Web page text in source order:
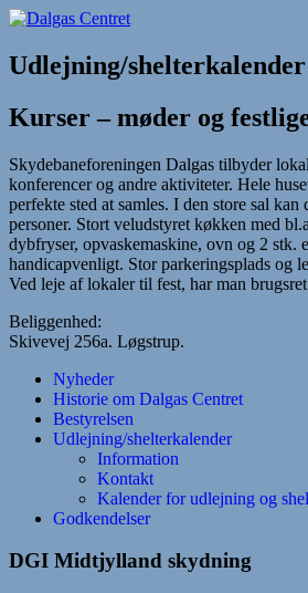
Hop
indhold
Dalgas Centret
Udlejning/shelterkalender
Kurser – møder og
Skydebaneforeningen Dalgas tilbyder
konferencer og andre aktiviteter. Hele
perfekte sted at samles. I den store sal
personer. Stort veludstyret køkken med
dybfryser, opvaskemaskine, ovn og 2 stk.
handicapvenligt. Stor parkeringsplads og
Ved leje af lokaler til fest, har man
Beliggenhed:
Skivevej 256a. Løgstrup.
Nyheder
Historie om Dalgas Centret
Bestyrelsen
Udlejning/shelterkalender
Information
Kontakt
Kalender for udlejning og
Godkendelser
DGI Midtjylland skydning